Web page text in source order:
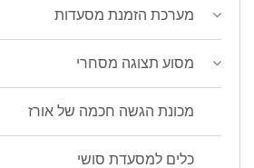
מערכת הזמנת מסעדות
מסוע תצוגה מסחרי
מכונת הגשה חכמה של אורז
כלים למסעדת סושי